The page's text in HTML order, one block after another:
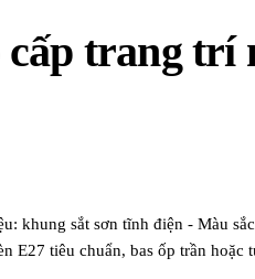
trang trí
khung sắt sơn tĩnh điện - Màu
tiêu chuẩn, bas ốp trần